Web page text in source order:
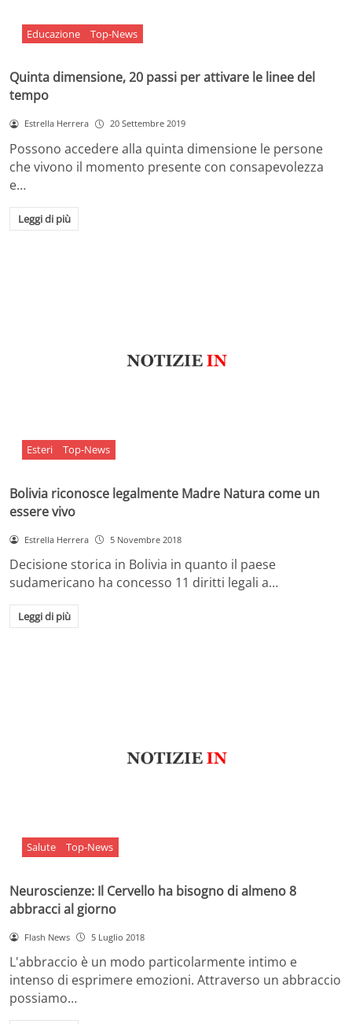
Educazione Top-News
Quinta dimensione, 20 passi per attivare le linee del
tempo
Estrella Herrera 20 Settembre 2019
Possono accedere alla quinta dimensione le persone
che vivono il momento presente con consapevolezza
e…
Leggi di più
Esteri Top-News
Bolivia riconosce legalmente Madre Natura come un
essere vivo
Estrella Herrera 5 Novembre 2018
Decisione storica in Bolivia in quanto il paese
sudamericano ha concesso 11 diritti legali a…
Leggi di più
Salute Top-News
Neuroscienze: Il Cervello ha bisogno di almeno 8
abbracci al giorno
Flash News 5 Luglio 2018
L'abbraccio è un modo particolarmente intimo e
intenso di esprimere emozioni. Attraverso un abbraccio
possiamo…